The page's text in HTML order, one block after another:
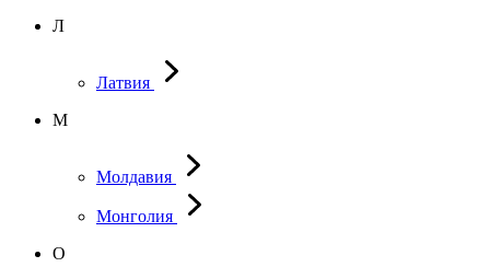
Л
Латвия
М
Молдавия
Монголия
О